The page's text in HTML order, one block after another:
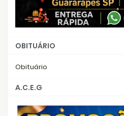
OBITUÁRIO
Obituário
A.C.E.G